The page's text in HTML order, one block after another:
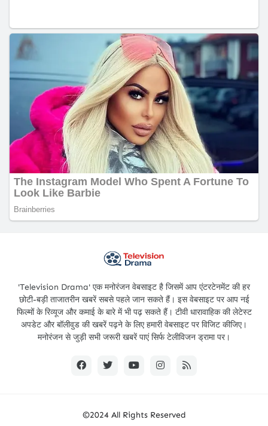
'Television Drama' एक मनोरंजन वेबसाइट है जिसमें आप एंटरटेनमेंट की हर
छोटी-बड़ी ताजातरीन खबरें सबसे पहले जान सकते हैं। इस वेबसाइट पर आप नई
फिल्मों के रिव्यूज और कमाई के बारे में भी पढ़ सकते हैं। टीवी धारावाहिक की लेटेस्ट
अपडेट और बॉलीवुड की खबरें पढ़ने के लिए हमारी वेबसाइट पर विजिट कीजिए।
मनोरंजन से जुड़ी सभी जरूरी खबरें पाएं सिर्फ टेलीविजन ड्रामा पर।
©2024 All Rights Reserved